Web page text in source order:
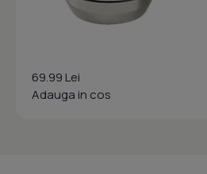
69.99 Lei
Adauga in cos